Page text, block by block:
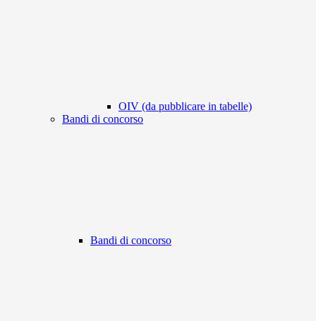
OIV (da pubblicare in tabelle)
Bandi di concorso
Bandi di concorso